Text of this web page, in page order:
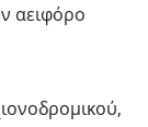
αειφόρο